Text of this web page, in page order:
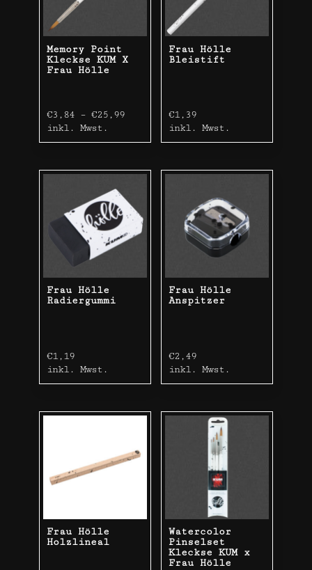
Memory Point
Kleckse KUM X
Frau Hölle
€3,84 – €25,99
inkl. Mwst.
Frau Hölle
Bleistift
€1,39
inkl. Mwst.
Frau Hölle
Radiergummi
€1,19
inkl. Mwst.
Frau Hölle
Anspitzer
€2,49
inkl. Mwst.
Frau Hölle
Holzlineal
Watercolor
Pinselset
Kleckse KUM x
Frau Hölle